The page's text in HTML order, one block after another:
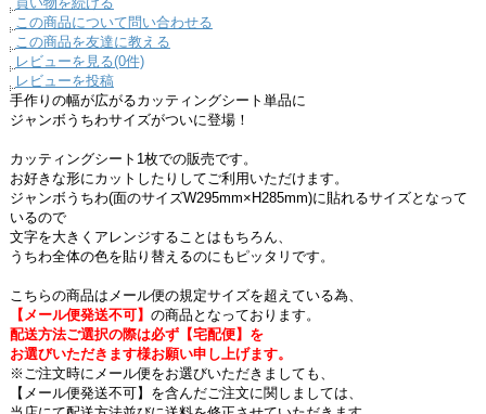
この商品について問い合わせる
この商品を友達に教える
レビューを見る(0件)
レビューを投稿
手作りの幅が広がるカッティングシート単品に
ジャンボうちわサイズがついに登場！
カッティングシート1枚での販売です。
お好きな形にカットしたりしてご利用いただけます。
ジャンボうちわ(面のサイズW295mm×H285mm)に貼れるサイズとなって
いるので
文字を大きくアレンジすることはもちろん、
うちわ全体の色を貼り替えるのにもピッタリです。
こちらの商品はメール便の規定サイズを超えている為、
【メール便発送不可】 の商品となっております。
配送方法ご選択の際は必ず【宅配便】を
お選びいただきます様お願い申し上げます。
※ご注文時にメール便をお選びいただきましても、
【メール便発送不可】を含んだご注文に関しましては、